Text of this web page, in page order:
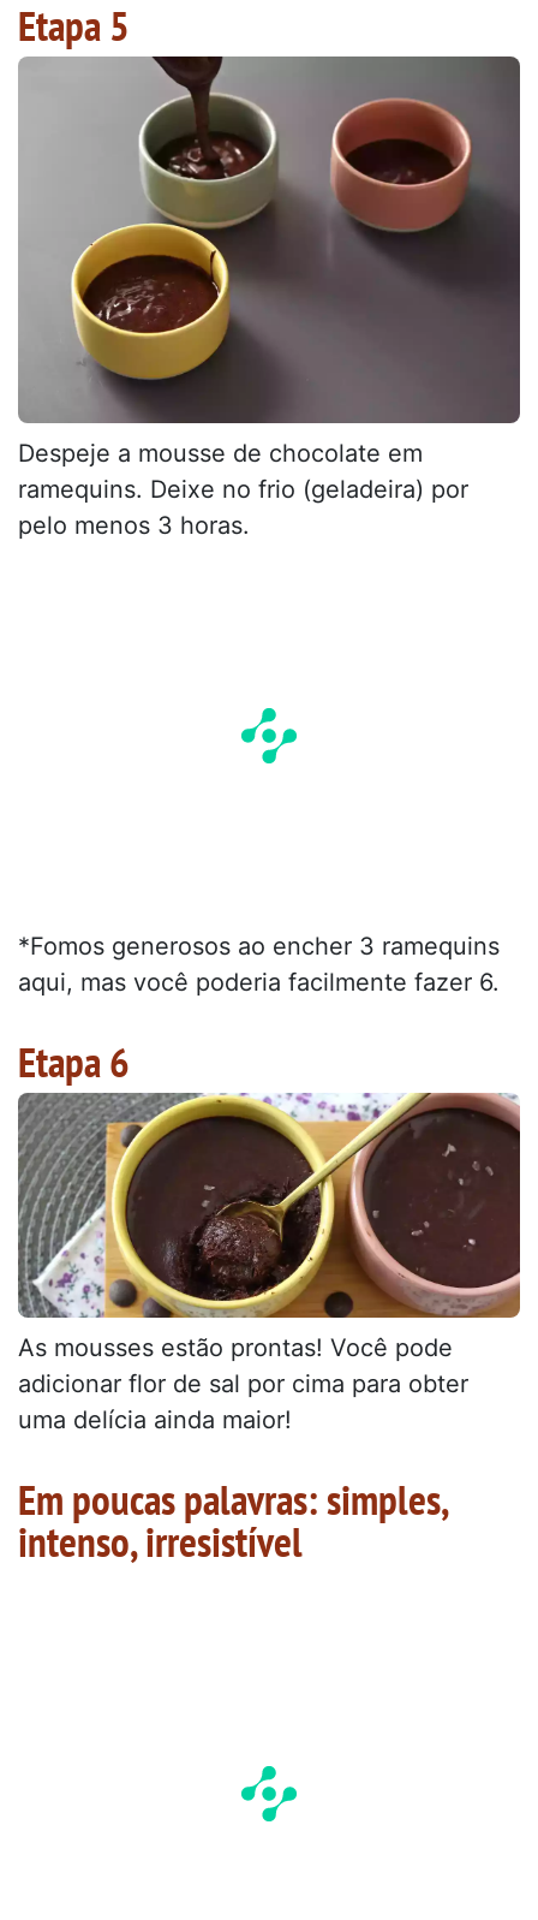
Etapa 5
Despeje a mousse de chocolate em
ramequins. Deixe no frio (geladeira) por
pelo menos 3 horas.
*Fomos generosos ao encher 3 ramequins
aqui, mas você poderia facilmente fazer 6.
Etapa 6
As mousses estão prontas! Você pode
adicionar flor de sal por cima para obter
uma delícia ainda maior!
Em poucas palavras: simples,
intenso, irresistível